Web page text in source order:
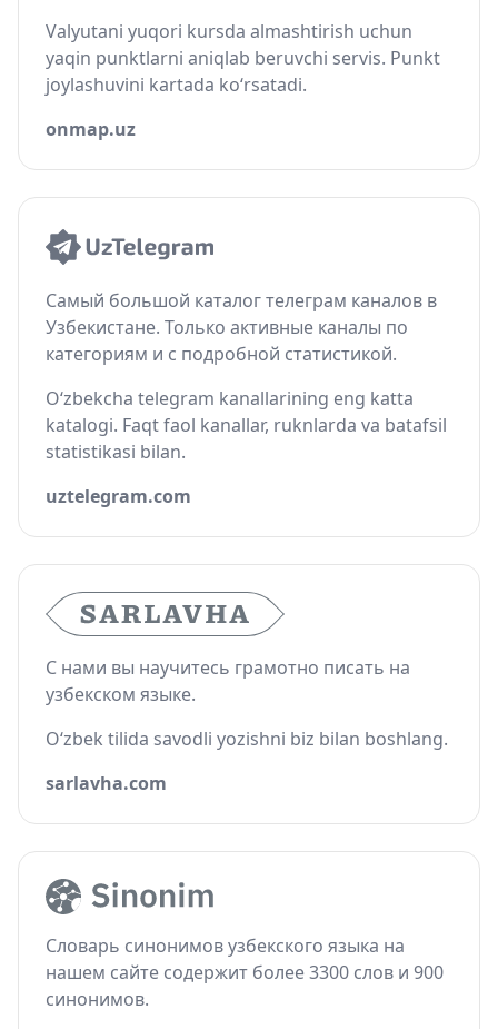
Valyutani yuqori kursda almashtirish uchun
yaqin punktlarni aniqlab beruvchi servis. Punkt
joylashuvini kartada ko‘rsatadi.
onmap.uz
Самый большой каталог телеграм каналов в
Узбекистане. Только активные каналы по
категориям и с подробной статистикой.
O‘zbekcha telegram kanallarining eng katta
katalogi. Faqt faol kanallar, ruknlarda va batafsil
statistikasi bilan.
uztelegram.com
С нами вы научитесь грамотно писать на
узбекском языке.
O‘zbek tilida savodli yozishni biz bilan boshlang.
sarlavha.com
Словарь синонимов узбекского языка на
нашем сайте содержит более 3300 слов и 900
синонимов.